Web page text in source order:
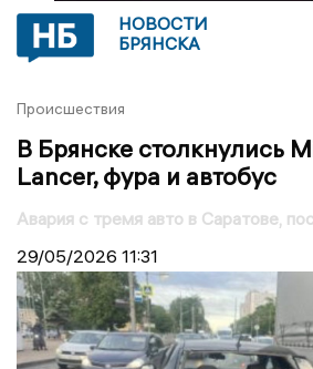
НОВОСТИ
БРЯНСКА
Происшествия
В Брянске столкнулись
Lancer, фура и автобус
Авария с тремя авто в Саратове,
29/05/2026 11:31